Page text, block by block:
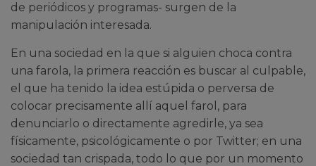
de periódicos y programas- surgen de la
manipulación interesada.
En una sociedad en la que si alguien choca contra
una farola, la primera reacción es buscar al culpable,
el que ha tenido la idea estúpida o perversa de
colocar precisamente allí aquel farol, para
denunciarlo o directamente agredirle, ya sea ​​
físicamente, psicológicamente o por Twitter; en una
sociedad tan crispada, todo lo que por un momento